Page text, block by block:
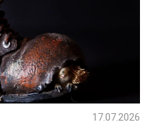
17.07.2026